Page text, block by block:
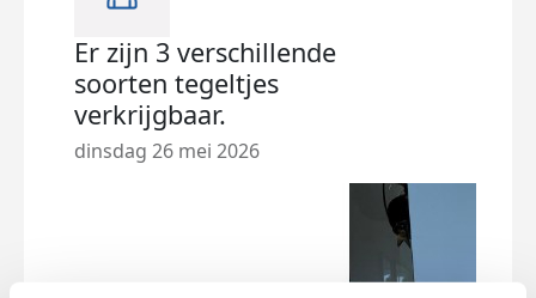
Er zijn 3 verschillende
soorten tegeltjes
verkrijgbaar.
dinsdag 26 mei 2026